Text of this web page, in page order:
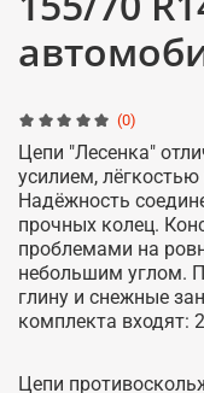
(0)
Цепи "Лесенка"
усилием,
Надёжность
прочных колец.
проблемами на
небольшим углом.
глину и снежные
комплекта входят:
Цепи